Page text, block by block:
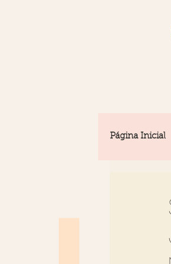
Página Inicial
Rio &